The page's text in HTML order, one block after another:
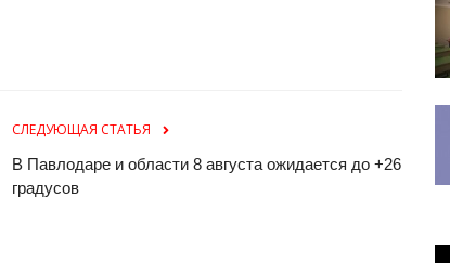
СЛЕДУЮЩАЯ СТАТЬЯ
В Павлодаре и области 8 августа ожидается до +26
градусов